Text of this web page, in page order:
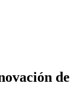
de